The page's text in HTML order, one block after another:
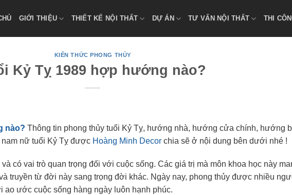
GIỚI THIỆU THIẾT KẾ NỘI THẤT DỰ ÁN TƯ VẤN NỘI THẤT THI
KIẾN THỨC PHONG THỦY
Kỷ Tỵ 1989 hợp hướng nào?
nào? Thông tin phong thủy tuổi Kỷ Tỵ, hướng nhà, hướng cửa chính, hướng
nữ tuổi Kỷ Tỵ được Hoàng Minh Decor chia sẽ ở nội dung bên dưới nhé !
có vai trò quan trọng đối với cuộc sống. Các giá trị mà môn khoa học này
truyền từ đời này sang trọng đời khác. Ngày nay, phong thủy được nhiều
ao ước cuộc sống hàng ngày luôn hạnh phúc.